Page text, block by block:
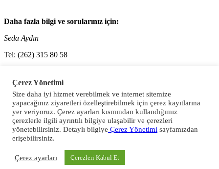
Daha fazla bilgi ve sorularınız için:
Seda Aydın
Tel: (262) 315 80 58
previousAviation Week Newsletter 18 Şubat 2019
nextHUKD - Duyuru 20 Şubat 2019
Çerez Yönetimi
Size daha iyi hizmet verebilmek ve internet sitemize
yapacağınız ziyaretleri özelleştirebilmek için çerez kayıtlarına
yer veriyoruz. Çerez ayarları kısmından kullandığımız
çerezlerle ilgili ayrıntılı bilgiye ulaşabilir ve çerezleri
yönetebilirsiniz. Detaylı bilgiye Çerez Yönetimi sayfamızdan
erişebilirsiniz.
Çerez ayarları Çerezleri Kabul Et
E-Bülten - Dergi Üyeliği
Abone Ol